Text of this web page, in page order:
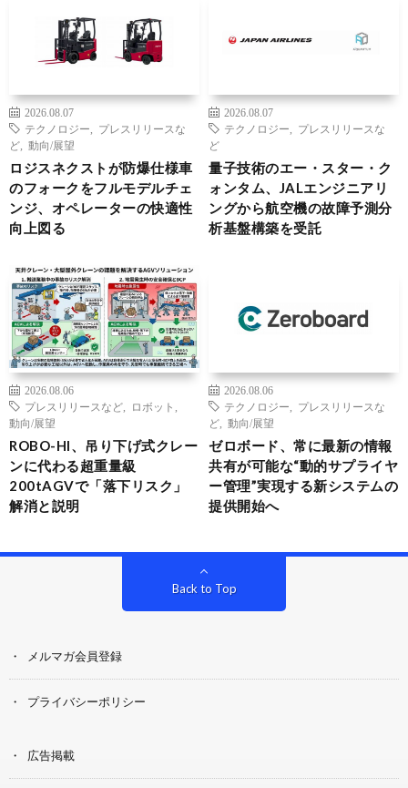
2026.08.07
テクノロジー
プレスリリースな
ど
動向/展望
ロジスネクストが防爆仕様車
のフォークをフルモデルチェ
ンジ、オペレーターの快適性
向上図る
2026.08.07
テクノロジー
プレスリリースな
ど
量子技術のエー・スター・ク
ォンタム、JALエンジニアリ
ングから航空機の故障予測分
析基盤構築を受託
2026.08.06
プレスリリースなど
ロボット
動向/展望
ROBO-HI、吊り下げ式クレー
ンに代わる超重量級
200tAGVで「落下リスク」
解消と説明
2026.08.06
テクノロジー
プレスリリースな
ど
動向/展望
ゼロボード、常に最新の情報
共有が可能な“動的サプライヤ
ー管理”実現する新システムの
提供開始へ
Back to Top
メルマガ会員登録
プライバシーポリシー
広告掲載